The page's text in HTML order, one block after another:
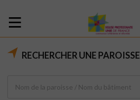
RECHERCHER UNE PAROISSE